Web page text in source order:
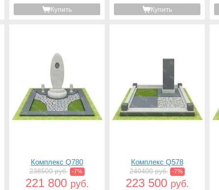
Купить Купить
Комплекс Q780
238500 руб. -7%
221 800 руб.
Комплекс Q578
240400 руб. -7%
223 500 руб.